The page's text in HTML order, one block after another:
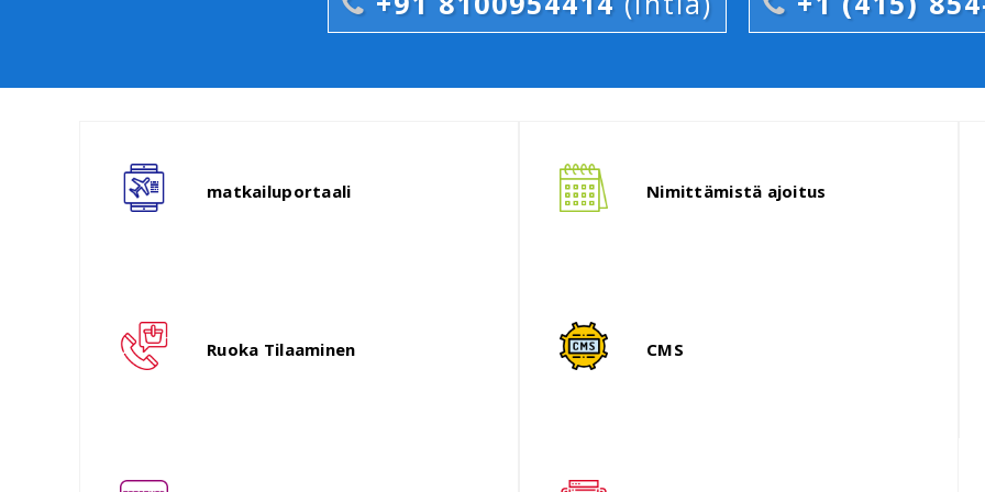
matkailuportaali
Meidän mukautettuja online-matka-
portaaleja kehitetään agent ja
agencyâ porrastettu pääsy, keski-
Nimittämistä ajoitus
Ruoka Tilaaminen
Uusin ruoka tilausjärjestelmä luo
foorumi: self-service, jotta
sijoittaminen kioskeja.
CMS
Kehitämme automaattisia keski-